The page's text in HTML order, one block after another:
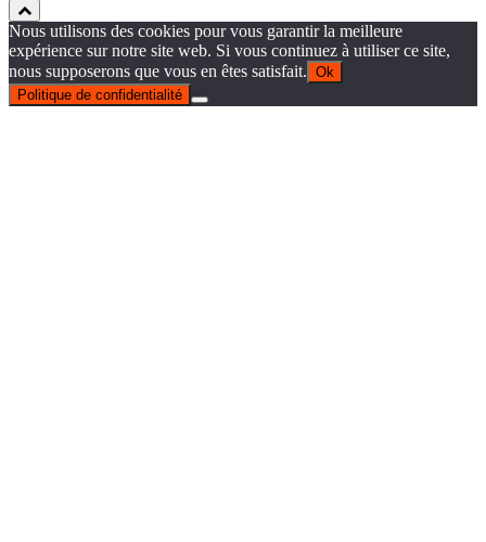
Nous utilisons des cookies pour vous garantir la meilleure
expérience sur notre site web. Si vous continuez à utiliser ce site,
nous supposerons que vous en êtes satisfait. Ok
Politique de confidentialité